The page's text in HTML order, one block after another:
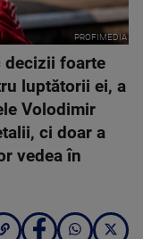
PROFIMEDIA
decizii foarte
luptătorii ei, a
Volodimir
ci doar a
vedea în